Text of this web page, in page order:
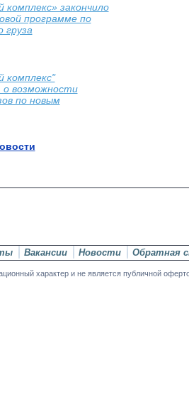
комплекс» закончило
программе по
груза
комплекс"
возможности
по новым
Вакансии Новости Обратная
характер и не является публичной